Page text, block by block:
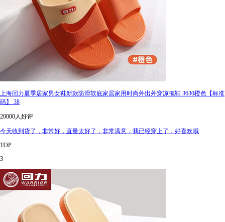
上海回力夏季居家男女鞋新款防滑软底家居家用时尚外出外穿凉拖鞋 3630橙色【标准
码】 38
20000人好评
今天收到货了，非常好，直量太好了，非常满意，我已经穿上了，好喜欢哦
TOP
3